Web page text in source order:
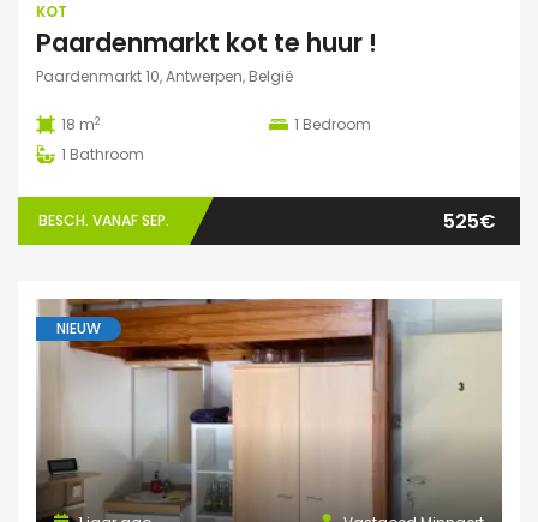
KOT
Paardenmarkt kot te huur !
Paardenmarkt 10, Antwerpen, België
18 m2 1 Bedroom
1 Bathroom
BESCH. VANAF SEP. 525€
NIEUW